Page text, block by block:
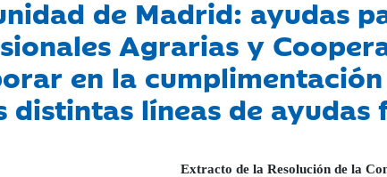
de Madrid: ayudas
Agrarias y
en la
distintas líneas de ayudas
Extracto de la Resolución de la